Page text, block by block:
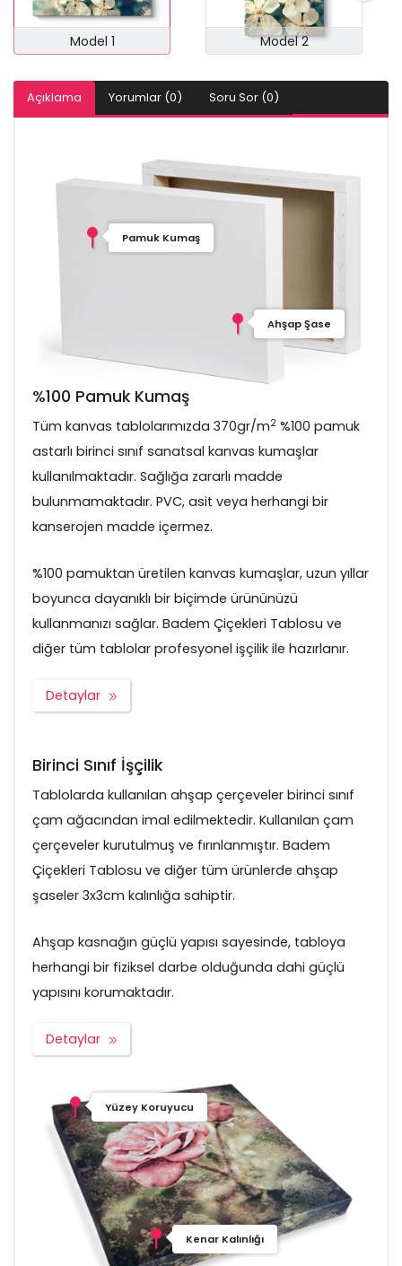
Model 1 Model 2
Açıklama Yorumlar (0) Soru Sor (0)
Pamuk Kumaş
Ahşap Şase
%100 Pamuk Kumaş
Tüm kanvas tablolarımızda 370gr/m2 %100 pamuk
astarlı birinci sınıf sanatsal kanvas kumaşlar
kullanılmaktadır. Sağlığa zararlı madde
bulunmamaktadır. PVC, asit veya herhangi bir
kanserojen madde içermez.
%100 pamuktan üretilen kanvas kumaşlar, uzun yıllar
boyunca dayanıklı bir biçimde ürününüzü
kullanmanızı sağlar. Badem Çiçekleri Tablosu ve
diğer tüm tablolar profesyonel işçilik ile hazırlanır.
Detaylar
Birinci Sınıf İşçilik
Tablolarda kullanılan ahşap çerçeveler birinci sınıf
çam ağacından imal edilmektedir. Kullanılan çam
çerçeveler kurutulmuş ve fırınlanmıştır. Badem
Çiçekleri Tablosu ve diğer tüm ürünlerde ahşap
şaseler 3x3cm kalınlığa sahiptir.
Ahşap kasnağın güçlü yapısı sayesinde, tabloya
herhangi bir fiziksel darbe olduğunda dahi güçlü
yapısını korumaktadır.
Detaylar
Yüzey Koruyucu
Kenar Kalınlığı